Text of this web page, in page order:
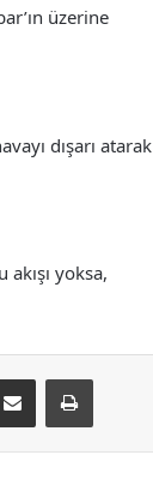
üzerine
dışarı atarak
akışı yoksa,
E-Posta ile paylaş Yazdır